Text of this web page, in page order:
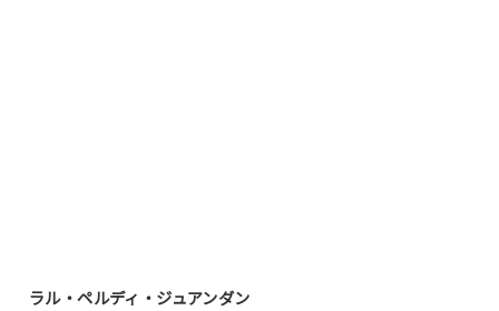
ラル・ペルディ・ジュアンダン